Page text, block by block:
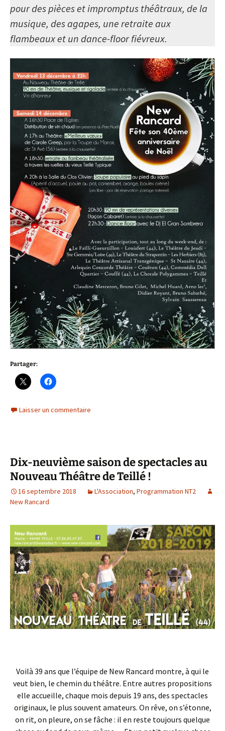
pour des pièces et impromptus théâtraux, de la
musique, des agapes, une retraite aux
flambeaux et un dance-floor fiévreux.
Partager:
Laisser un commentaire
Dix-neuvième saison de spectacles au
Nouveau Théâtre de Teillé !
16 septembre 2018 L'Association, Programmation NT2
New Rancard
Voilà 39 ans que l’équipe de New Rancard montre, à qui le
veut bien, le chemin du théâtre. Entre autres propositions
elle accueille, chaque mois depuis 19 ans, des spectacles
originaux, le plus souvent amateurs. On rêve, on s’étonne,
on rit, on pleure, on se fâche : il en reste toujours quelque